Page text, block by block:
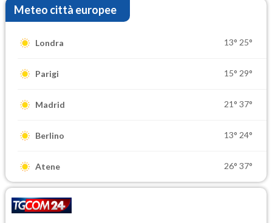
Meteo città europee
Londra 13° 25°
Parigi 15° 29°
Madrid 21° 37°
Berlino 13° 24°
Atene 26° 37°